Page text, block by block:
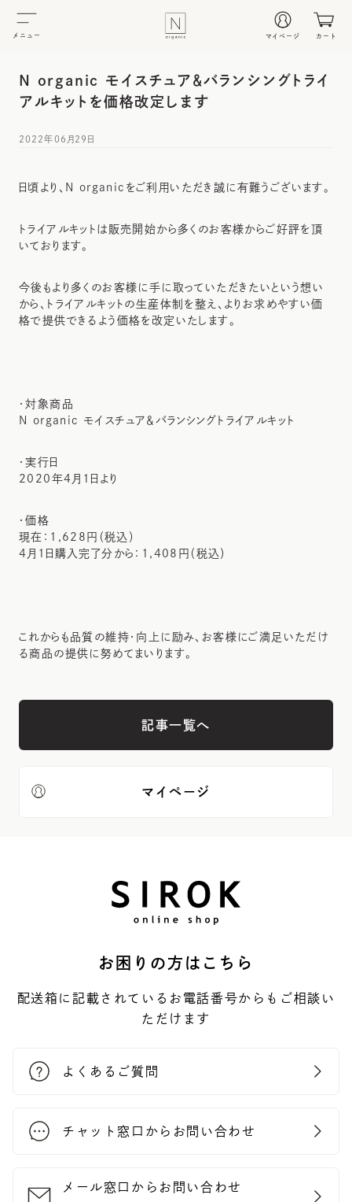
メニュー マイページ カート
N organic モイスチュア＆バランシングトライ
アルキットを価格改定します
2022年06月29日
日頃より、N organicをご利用いただき誠に有難うございます。
トライアルキットは販売開始から多くのお客様からご好評を頂
いております。
今後もより多くのお客様に手に取っていただきたいという想い
から、トライアルキットの生産体制を整え、よりお求めやすい価
格で提供できるよう価格を改定いたします。
・対象商品
N organic モイスチュア＆バランシングトライアルキット
・実行日
2020年4月1日より
・価格
現在：1,628円（税込）
4月1日購入完了分から：1,408円（税込）
これからも品質の維持・向上に励み、お客様にご満足いただけ
る商品の提供に努めてまいります。
記事一覧へ
マイページ
お困りの方はこちら
配送箱に記載されているお電話番号からもご相談い
ただけます
よくあるご質問
チャット窓口からお問い合わせ
メール窓口からお問い合わせ